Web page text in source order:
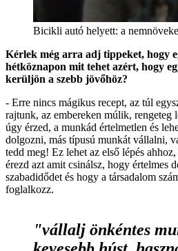
Bicikli autó helyett: a
Kérlek még arra adj tippeket, hogy
hétköznapon mit tehet azért, hogy
kerüljön a szebb jövőhöz?
- Erre nincs mágikus recept, az túl
rajtunk, az embereken múlik, rengeteg
úgy érzed, a munkád értelmetlen és
dolgozni, más típusú munkát vállalni,
tedd meg! Ez lehet az első lépés
érezd azt amit csinálsz, hogy értelmes
szabadidődet és hogy a társadalom
foglalkozz.
"vállalj önkéntes